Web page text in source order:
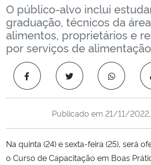
Ministério da Educação
Ministério da Cidadania
Ministério da Saúde
Ministério de Minas e Energia
Ministério do Meio Ambiente
O público-alvo inclui
graduação, técnicos da
alimentos, proprietários e
por serviços de alimentação
Publicado em 21/11/2022,
Na quinta (24) e sexta-feira (25), será
o Curso de Capacitação em Boas